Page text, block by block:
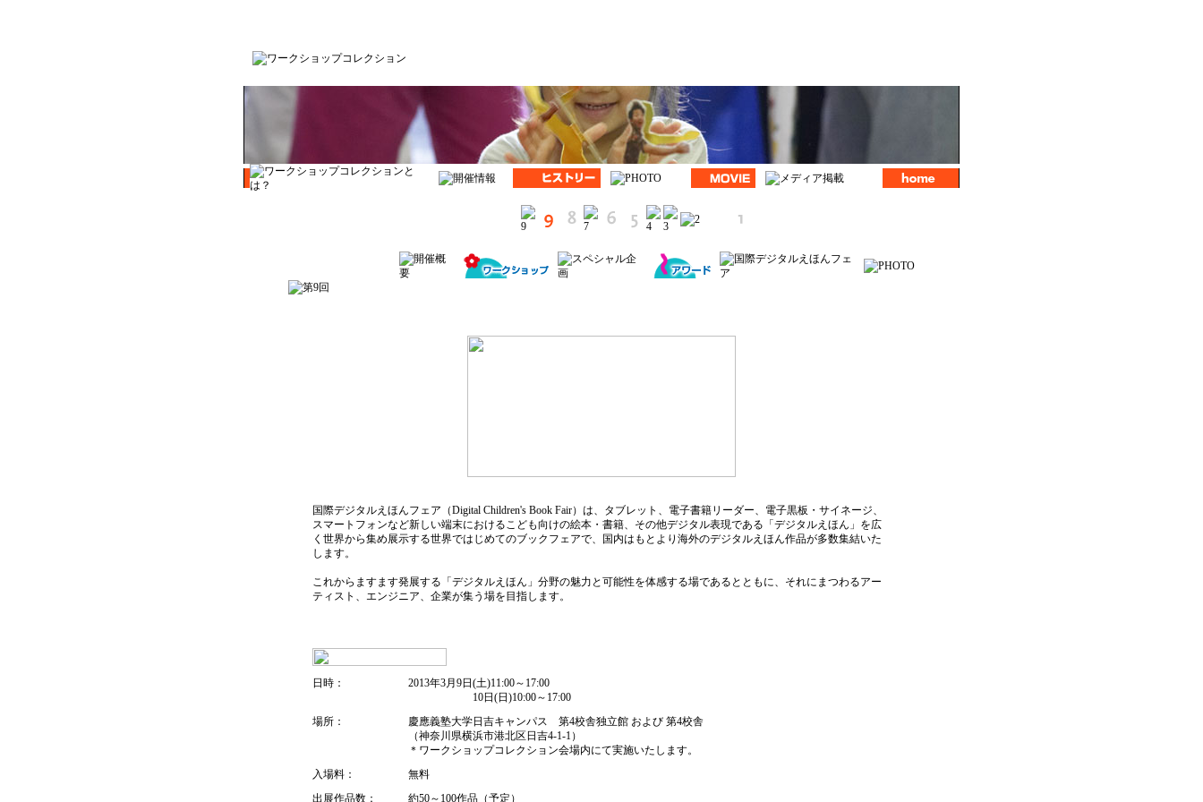
国際デジタルえほんフェア（Digital Children's Book Fair）は、タブレット、電子書籍リーダー、電子黒板・サイネージ、
スマートフォンなど新しい端末におけるこども向けの絵本・書籍、その他デジタル表現である「デジタルえほん」を広
く世界から集め展示する世界ではじめてのブックフェアで、国内はもとより海外のデジタルえほん作品が多数集結いた
します。
これからますます発展する「デジタルえほん」分野の魅力と可能性を体感する場であるとともに、それにまつわるアー
ティスト、エンジニア、企業が集う場を目指します。
日時：
2013年3月9日(土)11:00～17:00
10日(日)10:00～17:00
場所：
慶應義塾大学日吉キャンパス 第4校舎独立館 および 第4校舎
（神奈川県横浜市港北区日吉4-1-1）
＊ワークショップコレクション会場内にて実施いたします。
入場料：
無料
出展作品数：
約50～100作品（予定）